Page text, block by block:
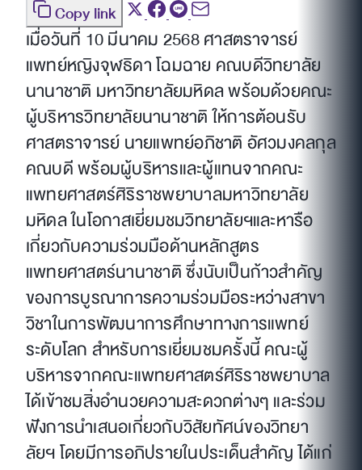
Copy link
เมื่อวันที่ 10 มีนาคม 2568 ศาสตราจารย์
แพทย์หญิงจุฬธิดา โฉมฉาย คณบดีวิทยาลัย
นานาชาติ มหาวิทยาลัยมหิดล พร้อมด้วยคณะ
ผู้บริหารวิทยาลัยนานาชาติ ให้การต้อนรับ
ศาสตราจารย์ นายแพทย์อภิชาติ อัศวมงคลกุล
คณบดี พร้อมผู้บริหารและผู้แทนจากคณะ
แพทยศาสตร์ศิริราชพยาบาลมหาวิทยาลัย
มหิดล ในโอกาสเยี่ยมชมวิทยาลัยฯและหารือ
เกี่ยวกับความร่วมมือด้านหลักสูตร
แพทยศาสตร์นานาชาติ ซึ่งนับเป็นก้าวสำคัญ
ของการบูรณาการความร่วมมือระหว่างสาขา
วิชาในการพัฒนาการศึกษาทางการแพทย์
ระดับโลก สำหรับการเยี่ยมชมครั้งนี้ คณะผู้
บริหารจากคณะแพทยศาสตร์ศิริราชพยาบาล
ได้เข้าชมสิ่งอำนวยความสะดวกต่างๆ และร่วม
ฟังการนำเสนอเกี่ยวกับวิสัยทัศน์ของวิทยา
ลัยฯ โดยมีการอภิปรายในประเด็นสำคัญ ได้แก่